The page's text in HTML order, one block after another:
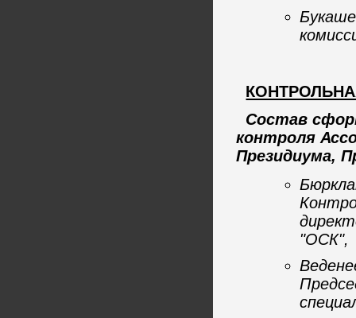
Состав
контроля
Президиума,
"ОСК",